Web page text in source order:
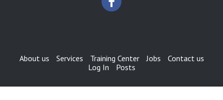
About us Services Training Center Jobs
Contact us
Log In
Posts